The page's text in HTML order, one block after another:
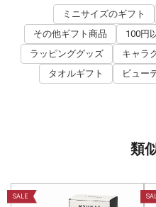
ミニサイズのギフト
その他ギフト商品
100円
ラッピンググッズ
キャラ
タオルギフト
ビュー
類
SALE